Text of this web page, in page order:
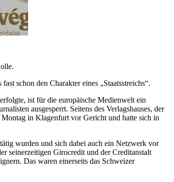
schon den Charakter eines „Staatsstreichs“.
ist für die europäische Medienwelt ein
ausgesperrt. Seitens des Verlagshauses, der
in Klagenfurt vor Gericht und hatte sich in
wurden und sich dabei auch ein Netzwerk vor
seinerzeitigen Girocredit und der Creditanstalt
Das waren einerseits das Schweizer